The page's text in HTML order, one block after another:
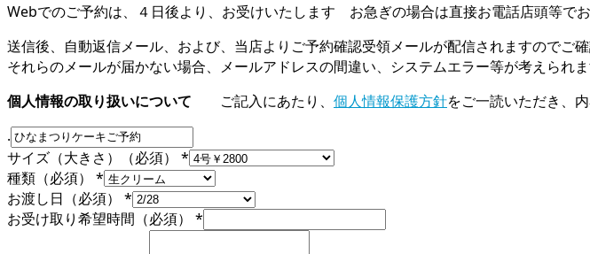
Webでのご予約は、４日後より、お受けいたします お急ぎの場合は直接お電話店頭等で
送信後、自動返信メール、および、当店よりご予約確認受領メールが配信されますのでご
それらのメールが届かない場合、メールアドレスの間違い、システムエラー等が考えられ
個人情報の取り扱いについて ご記入にあたり、 個人情報保護方針をご一読いただき、
.
サイズ（大きさ）（必須） *
種類（必須） *
お渡し日（必須） *
お受け取り希望時間（必須） *